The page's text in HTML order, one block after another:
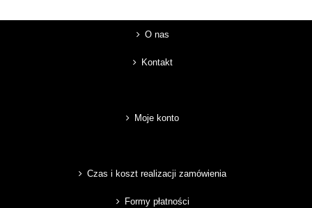
O nas
Kontakt
Moje konto
Czas i koszt realizacji zamówienia
Formy płatności